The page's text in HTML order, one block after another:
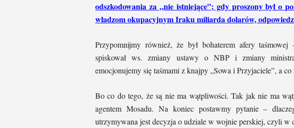
odszkodowania za „nie istniejące”; gdy proszony był o
władzom okupacyjnym Iraku miliarda dolarów,
Przypomnijmy również, że był bohaterem afery taśmowej
spiskował ws. zmiany ustawy o NBP i zmiany
emocjonujemy się taśmami z knajpy „Sowa i Przyjaciele”, a
Bo co do tego, że są nie ma wątpliwości. Tak jak nie ma
agentem Mosadu. Na koniec postawmy pytanie –
utrzymywana jest decyzja o udziale w wojnie perskiej, czyli w